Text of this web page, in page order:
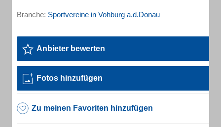
Branche: Sportvereine in Vohburg a.d.Donau
Anbieter bewerten
Fotos hinzufügen
Zu meinen Favoriten hinzufügen